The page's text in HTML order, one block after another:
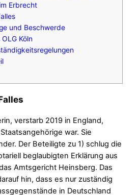
Erbrecht
und Beschwerde
Köln
verstarb 2019 in England,
war. Sie
Der Beteiligte zu 1) schlug die
beglaubigten Erklärung aus
Amtsgericht Heinsberg. Das
hin, dass es nur zuständig
in Deutschland